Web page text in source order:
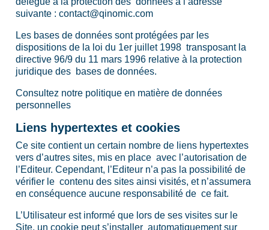
suivante : contact@qinomic.com
Les bases de données sont protégées par les
dispositions de la loi du 1er juillet 1998 transposant la
directive 96/9 du 11 mars 1996 relative à la protection
juridique des bases de données.
Consultez notre politique en matière de données
personnelles
Liens hypertextes et cookies
Ce site contient un certain nombre de liens hypertextes
vers d’autres sites, mis en place avec l’autorisation de
l’Editeur. Cependant, l’Editeur n’a pas la possibilité de
vérifier le contenu des sites ainsi visités, et n’assumera
en conséquence aucune responsabilité de ce fait.
L’Utilisateur est informé que lors de ses visites sur le
Site, un cookie peut s’installer automatiquement sur